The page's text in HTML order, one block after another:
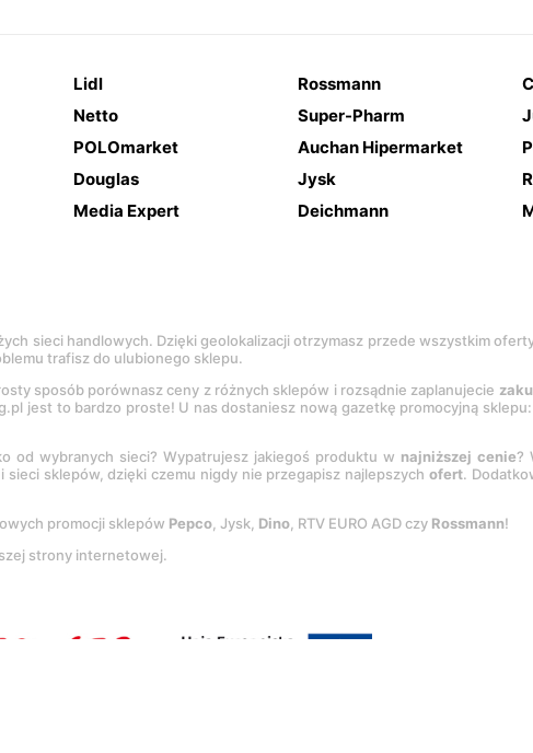
Lidl Rossmann
Netto Super-Pharm
POLOmarket Auchan Hipermarket
Douglas Jysk
Media Expert Deichmann
sieci handlowych. Dzięki geolokalizacji otrzymasz przede wszystkim
trafisz do ulubionego sklepu.
sposób porównasz ceny z różnych sklepów i rozsądnie zaplanujecie
jest to bardzo proste! U nas dostaniesz nową gazetkę promocyjną sklepu:
od wybranych sieci? Wypatrujesz jakiegoś produktu w najniższej cenie?
i sieci sklepów, dzięki czemu nigdy nie przegapisz najlepszychofert.
promocji sklepów Pepco, Jysk, Dino, RTV EURO AGD czy Rossmann!
strony internetowej.